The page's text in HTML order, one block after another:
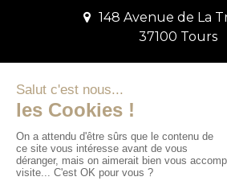
148 Avenue de La
37100 Tours